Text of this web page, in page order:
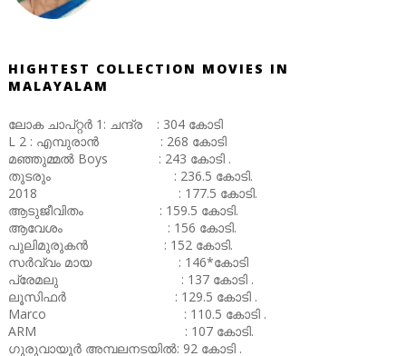
HIGHTEST COLLECTION MOVIES IN
MALAYALAM
ലോക ചാപ്റ്റർ 1: ചന്ദ്ര : 304 കോടി
L 2 : എമ്പുരാൻ : 268 കോടി
മഞ്ഞുമ്മൽ Boys : 243 കോടി .
തുടരും : 236.5 കോടി.
2018 : 177.5 കോടി.
ആടുജീവിതം : 159.5 കോടി.
ആവേശം : 156 കോടി.
പുലിമുരുകൻ : 152 കോടി.
സർവ്വം മായ : 146*കോടി
പ്രേമലു : 137 കോടി .
ലൂസിഫർ : 129.5 കോടി .
Marco : 110.5 കോടി .
ARM : 107 കോടി.
ഗുരുവായൂർ അമ്പലനടയിൽ: 92 കോടി .